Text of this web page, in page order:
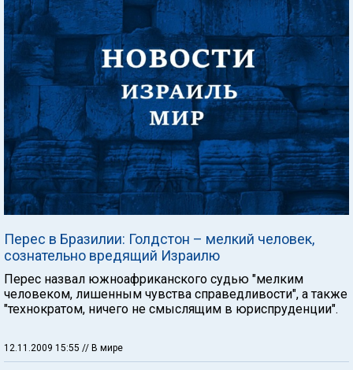
Перес в Бразилии: Голдстон – мелкий человек,
сознательно вредящий Израилю
Перес назвал южноафриканского судью "мелким
человеком, лишенным чувства справедливости", а также
"технократом, ничего не смыслящим в юриспруденции".
12.11.2009 15:55 // В мире